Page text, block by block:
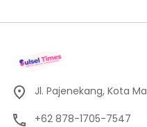
Jl. Pajenekang, Kota
+62 878-1705-7547